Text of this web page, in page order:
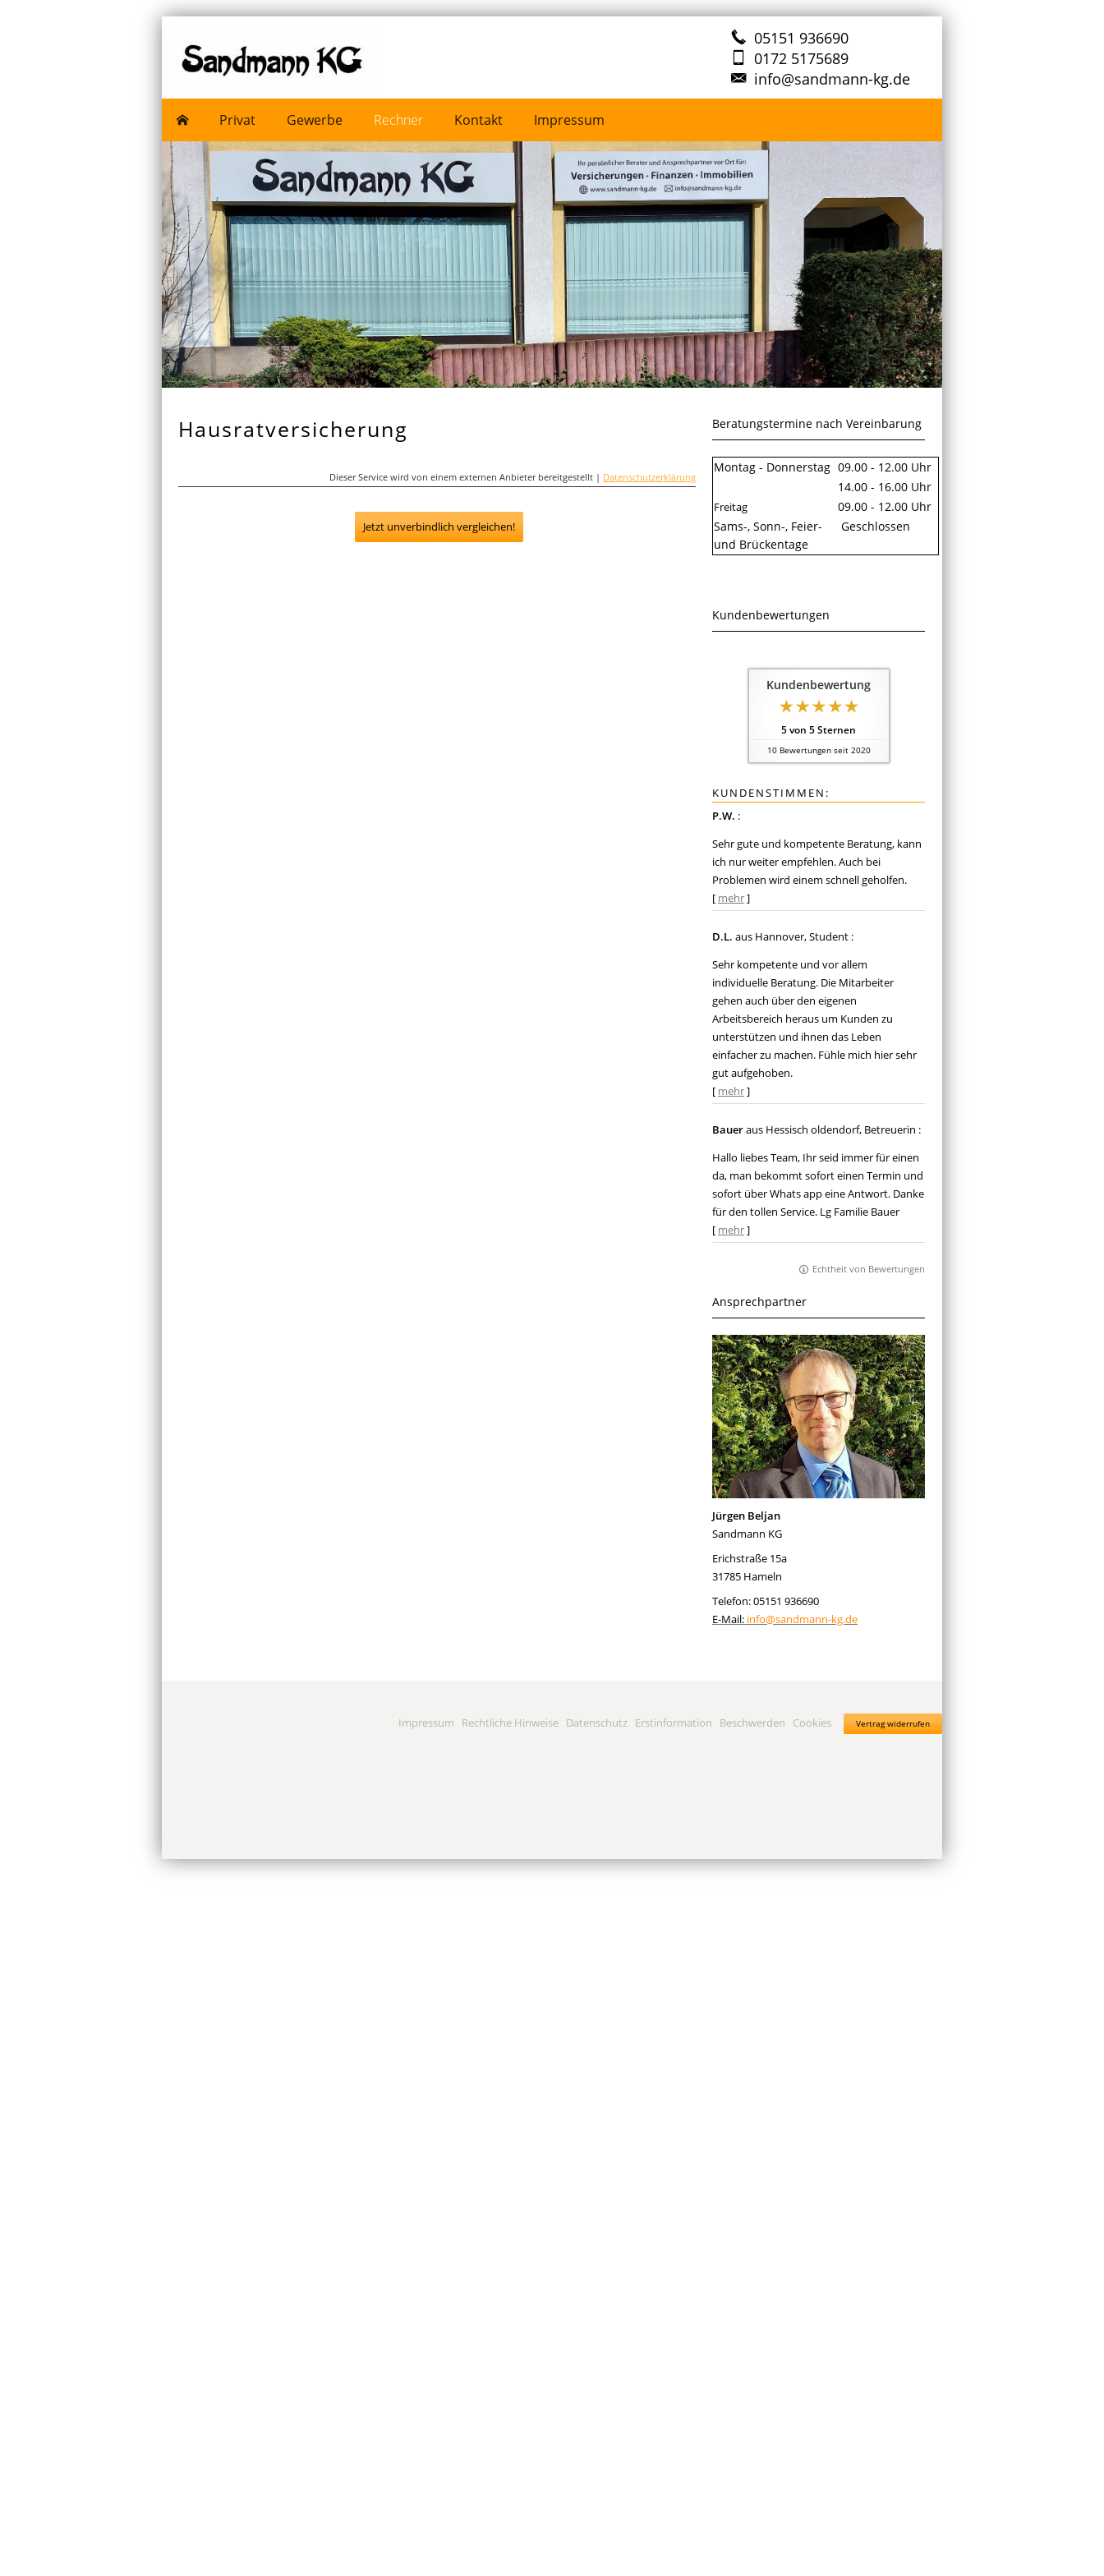
Privat Gewerbe Rechner Kontakt Impressum
05151 936690
0172 5175689
info@sandmann-kg.de
Beratungstermine nach Vereinbarung
Montag - Donnerstag 09.00 - 12.00 Uhr
14.00 - 16.00 Uhr
Freitag
09.00 - 12.00 Uhr
Sams-, Sonn-, Feier-
und Brückentage
Geschlossen
Kundenbewertungen
Kundenbewertung
5von 5Sternen
10Bewertungen seit 2020
KUNDENSTIMMEN:
P.W. :
Sehr gute und kompetente Beratung, kann
ich nur weiter empfehlen. Auch bei
Problemen wird einem schnell geholfen.
[ mehr]
D.L. aus Hannover, Student :
Sehr kompetente und vor allem
individuelle Beratung. Die Mitarbeiter
gehen auch über den eigenen
Arbeitsbereich heraus um Kunden zu
unterstützen und ihnen das Leben
einfacher zu machen. Fühle mich hier sehr
gut aufgehoben.
[ mehr]
Baueraus Hessisch oldendorf, Betreuerin :
Hallo liebes Team, Ihr seid immer für einen
da, man bekommt sofort einen Termin und
sofort über Whats app eine Antwort. Danke
für den tollen Service. Lg Familie Bauer
[ mehr]
Echtheit von Bewertungen
Ansprechpartner
Jürgen Beljan
Sandmann KG
Erichstraße 15a
31785 Hameln
Telefon: 05151 936690
E-Mail: info@sandmann-kg.de
Hausratversicherung
Dieser Service wird von einem externen Anbieter bereitgestellt | Datenschutzerklärung
Datenschutzerklärung
Jetzt unverbindlich vergleichen!
Impressum Rechtliche Hinweise Datenschutz Erstinformation Beschwerden Cookies Vertrag widerrufen